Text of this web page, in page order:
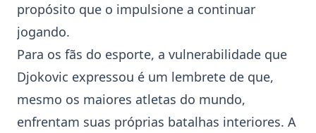
propósito que o impulsione a continuar
jogando.
Para os fãs do esporte, a vulnerabilidade que
Djokovic expressou é um lembrete de que,
mesmo os maiores atletas do mundo,
enfrentam suas próprias batalhas interiores. A